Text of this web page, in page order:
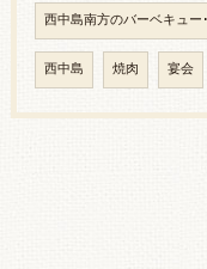
西中島南方のバーベキュ
西中島 焼肉 宴会